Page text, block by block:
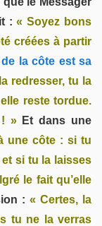
:« Soyez bons
créées à partir
la côte est sa
redresser, tu la
reste tordue.
! »Et dans une
une côte : si tu
si tu la laisses
le fait qu’elle
: « Certes, la
tu ne la verras